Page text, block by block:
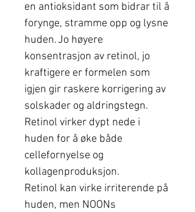
en antioksidant som bidrar til å
forynge, stramme opp og lysne
huden. Jo høyere
konsentrasjon av retinol, jo
kraftigere er formelen som
igjen gir raskere korrigering av
solskader og aldringstegn.
Retinol virker dypt nede i
huden for å øke både
cellefornyelse og
kollagenproduksjon.
Retinol kan virke irriterende på
huden, men NOONs